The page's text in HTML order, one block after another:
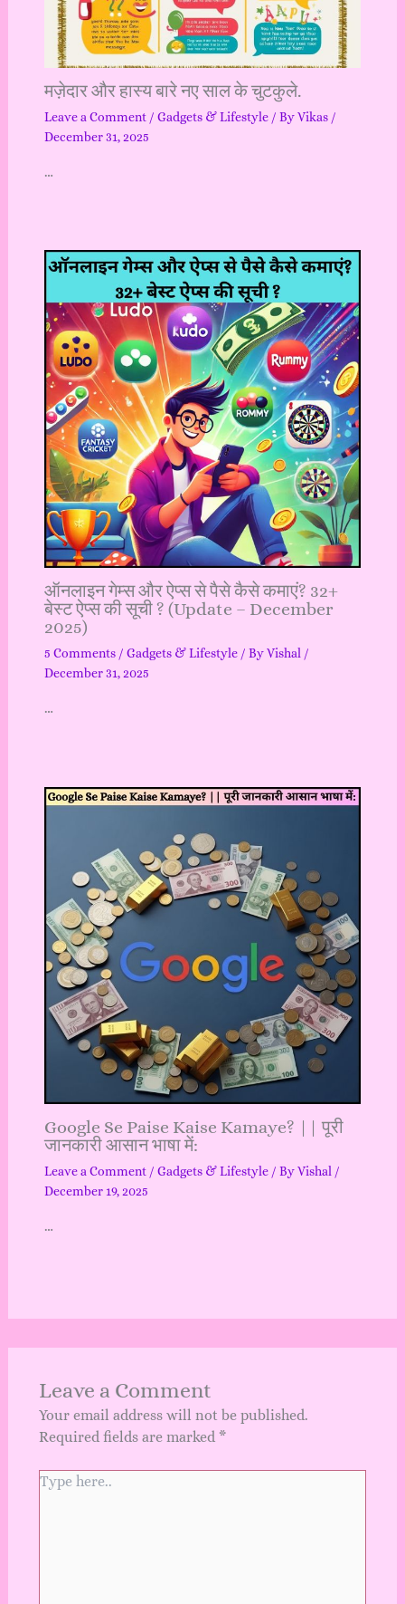
मज़ेदार और हास्य बारे नए साल के चुटकुले.
Leave a Comment / Gadgets & Lifestyle/ ByVikas /
December 31, 2025
…
ऑनलाइन गेम्स और ऐप्स से पैसे कैसे कमाएं? 32+
बेस्ट ऐप्स की सूची ? (Update – December
2025)
5 Comments / Gadgets & Lifestyle/ ByVishal /
December 31, 2025
…
Google Se Paise Kaise Kamaye? || पूरी
जानकारी आसान भाषा में:
Leave a Comment / Gadgets & Lifestyle/ ByVishal /
December 19, 2025
…
Leave a Comment
Your email address will not be published.
Required fields are marked *
Type